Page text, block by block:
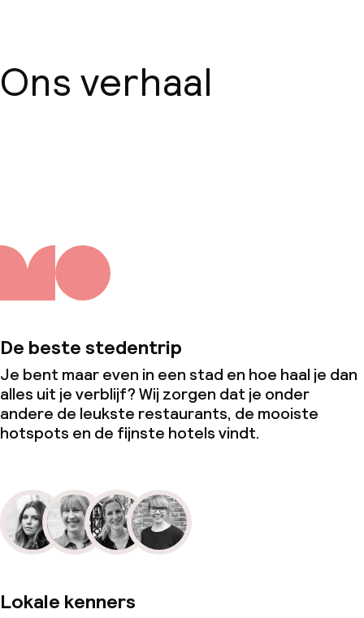
Ons verhaal
De beste stedentrip
Je bent maar even in een stad en hoe haal je dan
alles uit je verblijf? Wij zorgen dat je onder
andere de leukste restaurants, de mooiste
hotspots en de fijnste hotels vindt.
Lokale kenners